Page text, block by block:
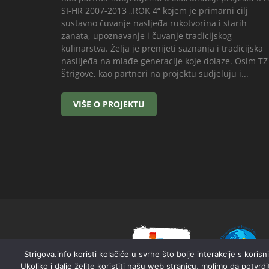
SI-HR 2007-2013 „ROK 4“ kojem je primarni cilj
sustavno čuvanje nasljeđa rukotvorina i starih
zanata, upoznavanje i čuvanje tradicijskog
kulinarstva. Želja je prenijeti saznanja i tradicijska
naslijeđa na mlađe generacije koje dolaze. Osim TZ
Štrigove, kao partneri na projektu sudjeluju i...
Strigova.info koristi kolačiće u svrhe što bolje interakcije s
Ukoliko i dalje želite koristiti našu web stranicu, molimo da